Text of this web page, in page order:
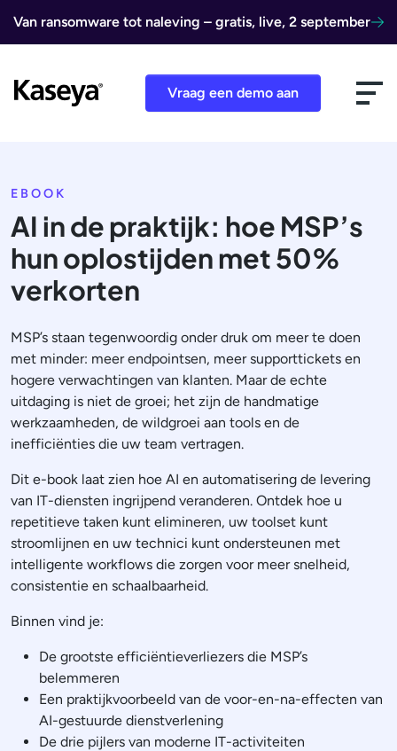
Van ransomware tot naleving – gratis, live, 2 september
Vraag een demo aan
EBOOK
AI in de praktijk: hoe MSP’s
hun oplostijden met 50%
verkorten
MSP’s staan tegenwoordig onder druk om meer te doen
met minder: meer endpointsen, meer supporttickets en
hogere verwachtingen van klanten. Maar de echte
uitdaging is niet de groei; het zijn de handmatige
werkzaamheden, de wildgroei aan tools en de
inefficiënties die uw team vertragen.
Dit e-book laat zien hoe AI en automatisering de levering
van IT-diensten ingrijpend veranderen. Ontdek hoe u
repetitieve taken kunt elimineren, uw toolset kunt
stroomlijnen en uw technici kunt ondersteunen met
intelligente workflows die zorgen voor meer snelheid,
consistentie en schaalbaarheid.
Binnen vind je:
De grootste efficiëntieverliezers die MSP’s
belemmeren
Een praktijkvoorbeeld van de voor-en-na-effecten van
AI-gestuurde dienstverlening
De drie pijlers van moderne IT-activiteiten